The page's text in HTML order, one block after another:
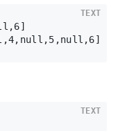
TEXT
TEXT